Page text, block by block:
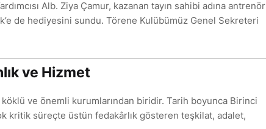
Alb. Ziya Çamur, kazanan tayın sahibi adına antrenör
de hediyesini sundu. Törene Kulübümüz Genel Sekreteri
ve Hizmet
ve önemli kurumlarından biridir. Tarih boyunca Birinci
kritik süreçte üstün fedakârlık gösteren teşkilat, adalet,